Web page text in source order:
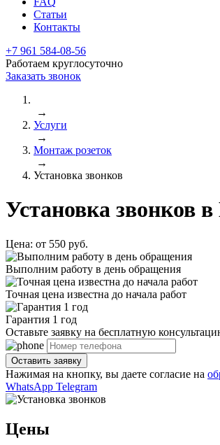
Статьи
Контакты
+7 961 584-08-56
Работаем круглосуточно
Заказать звонок
→
Услуги
→
Монтаж розеток
→
Установка звонков
Установка звонков
Цена: от 550 руб.
Выполним работу в день обращения
Точная цена известна до начала работ
Гарантия 1 год
Оставьте заявку на бесплатную
Нажимая на кнопку, вы даете согласие на
WhatsApp Telegram
Цены